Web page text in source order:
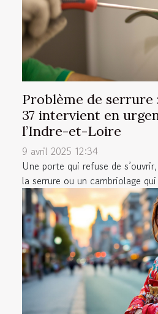
Problème de serrure
37 intervient en
l’Indre-et-Loire
9 avril 2025 12:34
Une porte qui refuse de
la serrure ou un cambriolage